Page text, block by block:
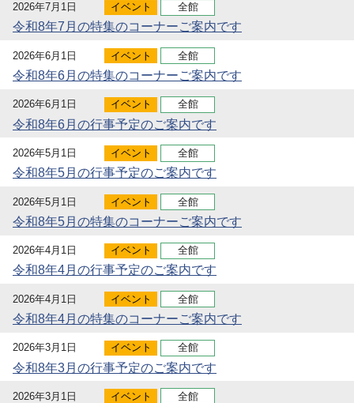
2026年7月1日 イベント 全館
令和8年7月の特集のコーナーご案内です
2026年6月1日 イベント 全館
令和8年6月の特集のコーナーご案内です
2026年6月1日 イベント 全館
令和8年6月の行事予定のご案内です
2026年5月1日 イベント 全館
令和8年5月の行事予定のご案内です
2026年5月1日 イベント 全館
令和8年5月の特集のコーナーご案内です
2026年4月1日 イベント 全館
令和8年4月の行事予定のご案内です
2026年4月1日 イベント 全館
令和8年4月の特集のコーナーご案内です
2026年3月1日 イベント 全館
令和8年3月の行事予定のご案内です
2026年3月1日 イベント 全館